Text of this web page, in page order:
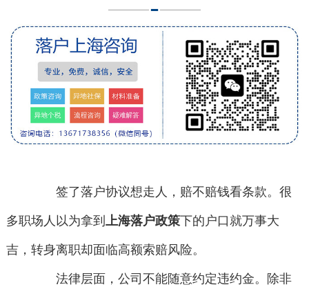
签了落户协议想走人，赔不赔钱看条款。很
多职场人以为拿到 上海落户政策下的户口就万事大
吉，转身离职却面临高额索赔风险。
法律层面，公司不能随意约定违约金。除非